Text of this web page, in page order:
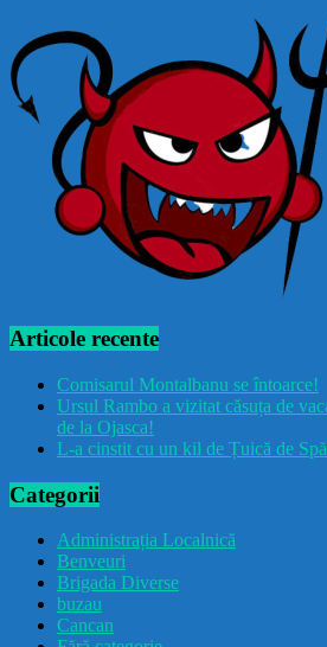
Articole recente
Comisarul Montalbanu se întoarce!
Ursul Rambo a vizitat căsuța de
de la Ojasca!
L-a cinstit cu un kil de Țuică de
Categorii
Administrația Localnică
Benveuri
Brigada Diverse
buzau
Cancan